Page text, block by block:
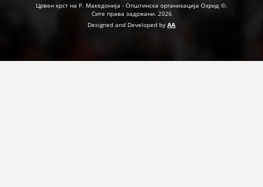
Црвен крст на Р. Македонија - Општинска организација Охрид ©.
Сите права задржани. 2026
Designed and Developed by AA